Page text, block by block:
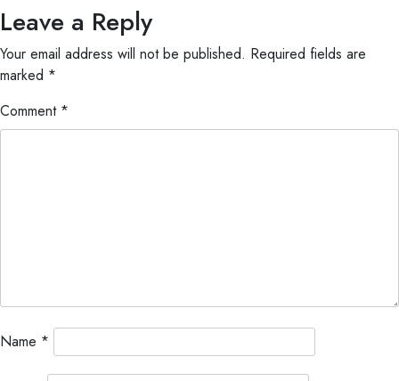
Leave a Reply
Your email address will not be published. Required fields are
marked *
Comment *
Name *